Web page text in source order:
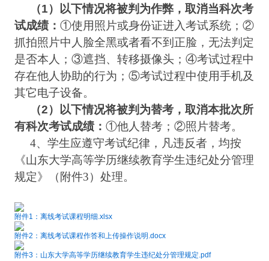
（1）以下情况将被判为作弊，取消当科次考
试成绩： ①使用照片或身份证进入考试系统； ②
抓拍照片中人脸全黑或者看不到正脸，无法判定
是否本人； ③遮挡、转移摄像头； ④考试过程中
存在他人协助的行为； ⑤考试过程中使用手机及
其它电子设备。
（2）以下情况将被判为替考，取消本批次所
有科次考试成绩： ①他人替考； ②照片替考。
4、学生应遵守考试纪律，凡违反者，均按
《山东大学高等学历继续教育学生违纪处分管理
规定》（附件3）处理。
附件1：离线考试课程明细.xlsx
附件2：离线考试课程作答和上传操作说明.docx
附件3：山东大学高等学历继续教育学生违纪处分管理规定.pdf